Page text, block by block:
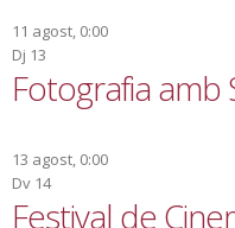
11 agost, 0:00
Dj 13
Fotografia
13 agost, 0:00
Dv 14
Festival de